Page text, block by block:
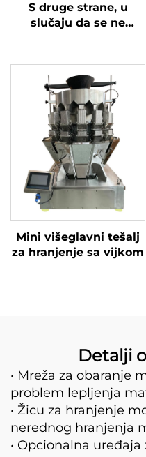
S druge strane, u
slučaju da se ne
Mini višeglavni tešalj
za hranjenje sa vijkom
Detalji
• Mreža za obaranje
problem lepljenja
• Žicu za hranjenje
nerednog hranjenja
• Opcionalna